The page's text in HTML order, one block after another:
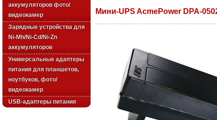
аккумуляторов фото/
видеокамер
Зарядные уcтройства для
Ni-Mh/Ni-Cd/Ni-Zn
аккумуляторов
Универсальные адаптеры
питания для планшетов,
ноутбуков, фото/
видеокамер
USB-адаптеры питания
Мини-UPS AcmePower DPA-